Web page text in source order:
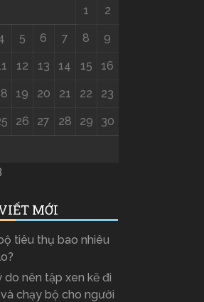
1 2
5 6 7 8 9
12 13 14 15 16
19 20 21 22 23
26 27 28 29 30
MỚI
tiêu thụ bao nhiêu
do nên tập xen kẽ đi
chạy bộ cho người